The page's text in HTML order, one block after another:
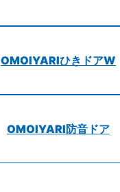
OMOIYARIひきドアW
OMOIYARI防音ドア